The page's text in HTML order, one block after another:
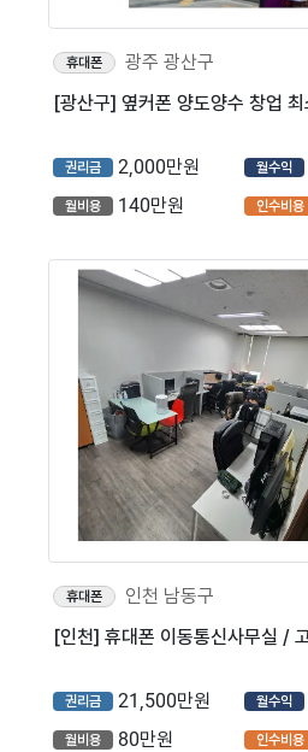
휴대폰
광주 광산구
권리금 2,000만원 월수익
월비용 140만원 인수비용
휴대폰
인천 남동구
권리금 21,500만원 월수익
월비용 80만원 인수비용